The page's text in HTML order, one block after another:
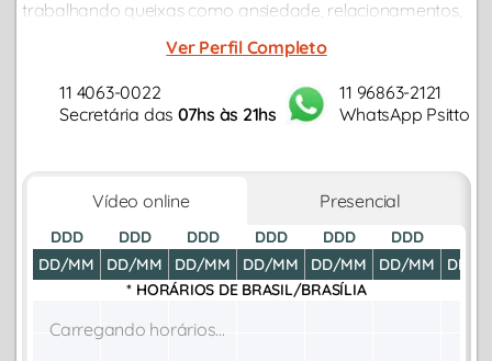
trabalhando queixas como ansiedade, relacionamentos,
autodesenvolvimento, autoconhecimento...
Ver Perfil Completo
11 4063-0022
Secretária das 07hs às 21hs
11 96863-2121
WhatsApp Psitto
Vídeo online Presencial
DDD
DD/MM
DDD
DD/MM
DDD
DD/MM
DDD
DD/MM
DDD
DD/MM
DDD
DD/MM
DD/
* HORÁRIOS DE BRASIL/BRASÍLIA
Carregando horários...